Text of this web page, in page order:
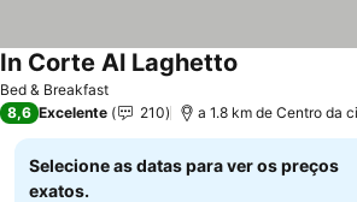
Bed & Breakfast
In Corte Al Laghetto
8,6 Excelente 210 a 1.8 km de Centro da
Selecione as datas para ver os preços
exatos.